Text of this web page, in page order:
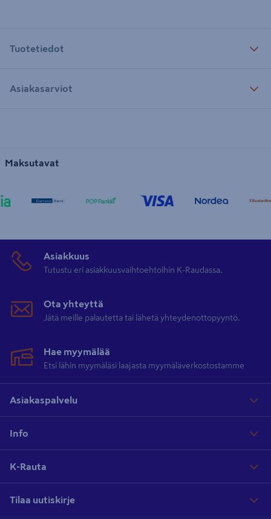
Tuotetiedot
Asiakasarviot
Maksutavat
Asiakkuus
Tutustu eri asiakkuusvaihtoehtoihin K-Raudassa.
Ota yhteyttä
Jätä meille palautetta tai lähetä yhteydenottopyyntö.
Hae myymälää
Etsi lähin myymäläsi laajasta myymäläverkostostamme
Asiakaspalvelu
Info
K-Rauta
Tilaa uutiskirje